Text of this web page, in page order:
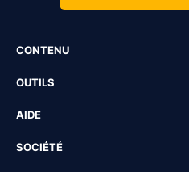
CONTENU
OUTILS
AIDE
SOCIÉTÉ